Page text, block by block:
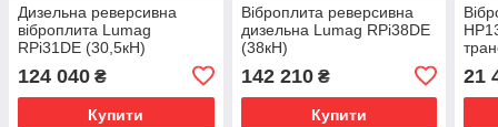
Дизельна реверсивна
віброплита Lumag
RPi31DE (30,5кН)
124 040 ₴
Купити
Віброплита реверсивна
дизельна Lumag RPi38DE
(38кН)
142 210₴
Купити
21